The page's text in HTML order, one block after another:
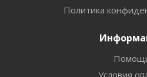
Политика
Условия